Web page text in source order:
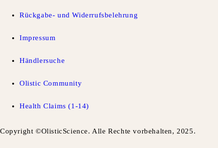
Rückgabe- und Widerrufsbelehrung
Impressum
Händlersuche
Olistic Community
Health Claims (1-14)
Copyright ©OlisticScience. Alle Rechte vorbehalten, 2025.